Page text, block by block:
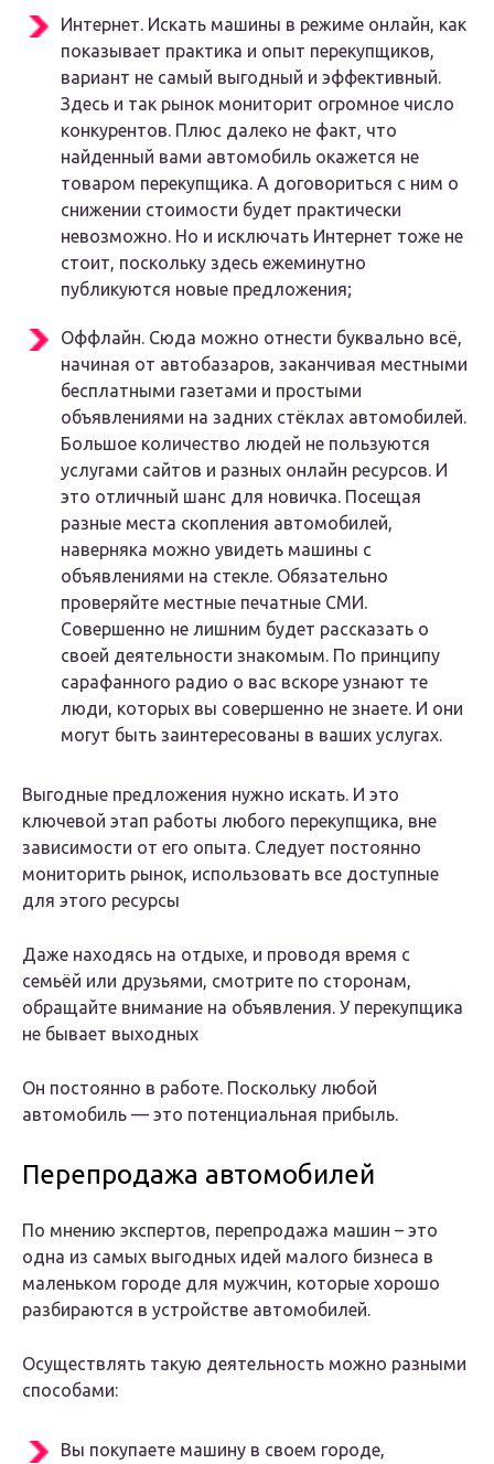
Интернет. Искать машины в режиме онлайн, как
показывает практика и опыт перекупщиков,
вариант не самый выгодный и эффективный.
Здесь и так рынок мониторит огромное число
конкурентов. Плюс далеко не факт, что
найденный вами автомобиль окажется не
товаром перекупщика. А договориться с ним о
снижении стоимости будет практически
невозможно. Но и исключать Интернет тоже не
стоит, поскольку здесь ежеминутно
публикуются новые предложения;
Оффлайн. Сюда можно отнести буквально всё,
начиная от автобазаров, заканчивая местными
бесплатными газетами и простыми
объявлениями на задних стёклах автомобилей.
Большое количество людей не пользуются
услугами сайтов и разных онлайн ресурсов. И
это отличный шанс для новичка. Посещая
разные места скопления автомобилей,
наверняка можно увидеть машины с
объявлениями на стекле. Обязательно
проверяйте местные печатные СМИ.
Совершенно не лишним будет рассказать о
своей деятельности знакомым. По принципу
сарафанного радио о вас вскоре узнают те
люди, которых вы совершенно не знаете. И они
могут быть заинтересованы в ваших услугах.
Выгодные предложения нужно искать. И это
ключевой этап работы любого перекупщика, вне
зависимости от его опыта. Следует постоянно
мониторить рынок, использовать все доступные
для этого ресурсы
Даже находясь на отдыхе, и проводя время с
семьёй или друзьями, смотрите по сторонам,
обращайте внимание на объявления. У перекупщика
не бывает выходных
Он постоянно в работе. Поскольку любой
автомобиль — это потенциальная прибыль.
Перепродажа автомобилей
По мнению экспертов, перепродажа машин – это
одна из самых выгодных идей малого бизнеса в
маленьком городе для мужчин, которые хорошо
разбираются в устройстве автомобилей.
Осуществлять такую деятельность можно разными
способами:
Вы покупаете машину в своем городе,